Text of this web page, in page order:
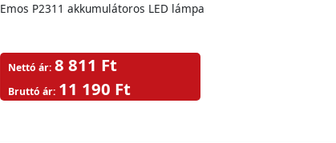
Emos P2311 akkumulátoros LED lámpa
Nettó ár: 8 811 Ft
Bruttó ár: 11 190 Ft